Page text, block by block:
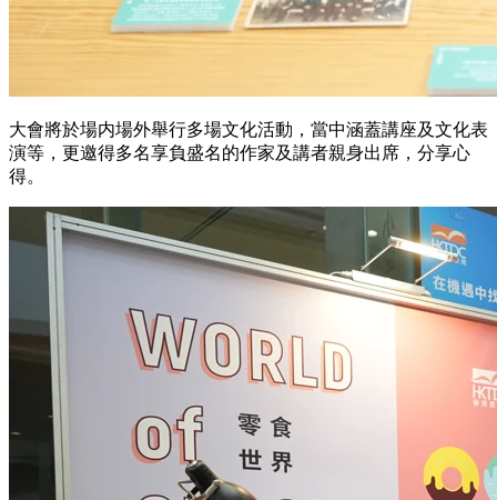
大會將於場内場外舉行多場文化活動，當中涵蓋講座及文化表
演等，更邀得多名享負盛名的作家及講者親身出席，分享心
得。